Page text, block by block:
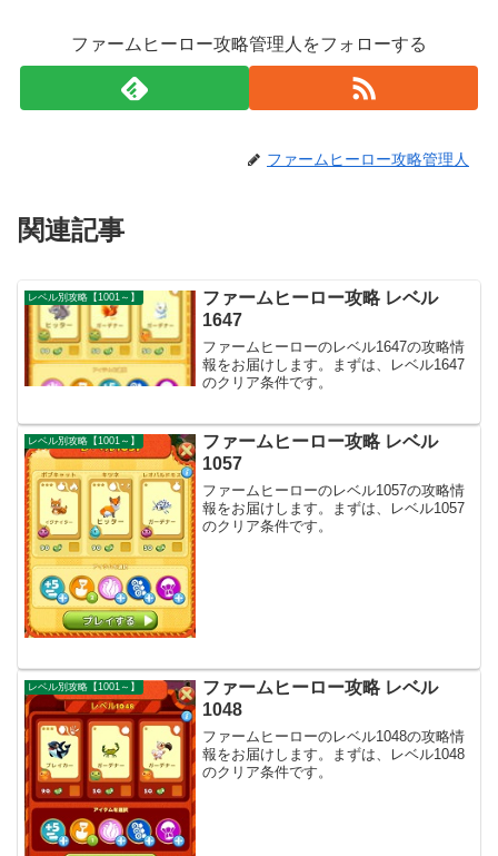
ファームヒーロー攻略管理人をフォローする
ファームヒーロー攻略管理人
関連記事
レベル別攻略【1001～】
ファームヒーロー攻略 レベル
1647
ファームヒーローのレベル1647の攻略情
報をお届けします。まずは、レベル1647
のクリア条件です。
レベル別攻略【1001～】
ファームヒーロー攻略 レベル
1057
ファームヒーローのレベル1057の攻略情
報をお届けします。まずは、レベル1057
のクリア条件です。
レベル別攻略【1001～】
ファームヒーロー攻略 レベル
1048
ファームヒーローのレベル1048の攻略情
報をお届けします。まずは、レベル1048
のクリア条件です。